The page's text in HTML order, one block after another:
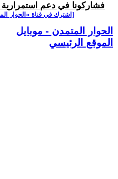
فشاركونا في دعم استمرارية
[اشترك في قناة ‫«الحوار
الحوار المتمدن - موبايل
الموقع الرئيسي